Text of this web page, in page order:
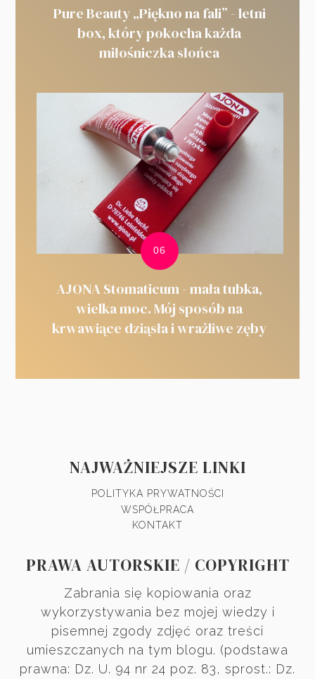
Pure Beauty „Piękno na fali” - letni
box, który pokocha każda
miłośniczka słońca
AJONA Stomaticum - mała tubka,
wielka moc. Mój sposób na
krwawiące dziąsła i wrażliwe zęby
NAJWAŻNIEJSZE LINKI
POLITYKA PRYWATNOŚCI
WSPÓŁPRACA
KONTAKT
PRAWA AUTORSKIE / COPYRIGHT
Zabrania się kopiowania oraz
wykorzystywania bez mojej wiedzy i
pisemnej zgody zdjęć oraz treści
umieszczanych na tym blogu. (podstawa
prawna: Dz. U. 94 nr 24 poz. 83, sprost.: Dz.